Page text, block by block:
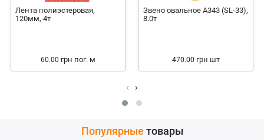
Лента полиэстеровая,
120мм, 4т
60.00 грн пог. м
Звено овальное А343 (SL-33),
8.0т
470.00 грн шт
‹ ›
Популярные товары